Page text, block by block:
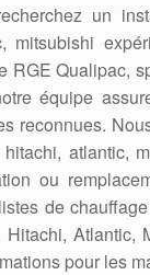
un
mitsubishi
RGE Qualipac,
équipe
reconnues.
atlantic,
ou
de
Hitachi, Atlantic,
pour les